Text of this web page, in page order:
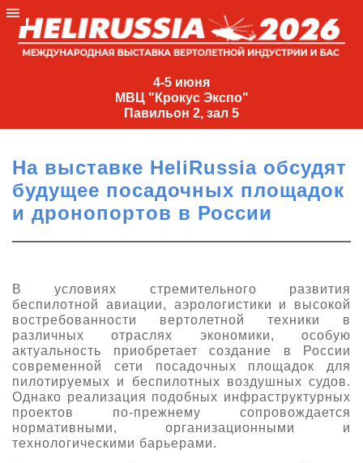
4-5 июня
МВЦ "Крокус Экспо"
Павильон 2, зал 5
4-
МВЦ
Экспо"
Павильон
2,
зал
+7
(495)
477-
33-81
О выставке
Партнеры выставки
Крокус Экспо
На выставке HeliRussia обсудят
будущее посадочных площадок
и дронопортов в России
В условиях стремительного развития
беспилотной авиации, аэрологистики и высокой
востребованности вертолетной техники в
различных отраслях экономики, особую
актуальность приобретает создание в России
современной сети посадочных площадок для
пилотируемых и беспилотных воздушных судов.
Однако реализация подобных инфраструктурных
проектов по-прежнему сопровождается
нормативными, организационными и
технологическими барьерами.